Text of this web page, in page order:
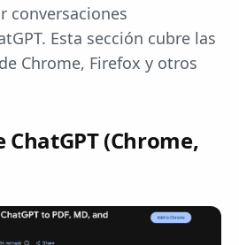
conversaciones
Esta sección cubre las
Chrome, Firefox y otros
(Chrome,